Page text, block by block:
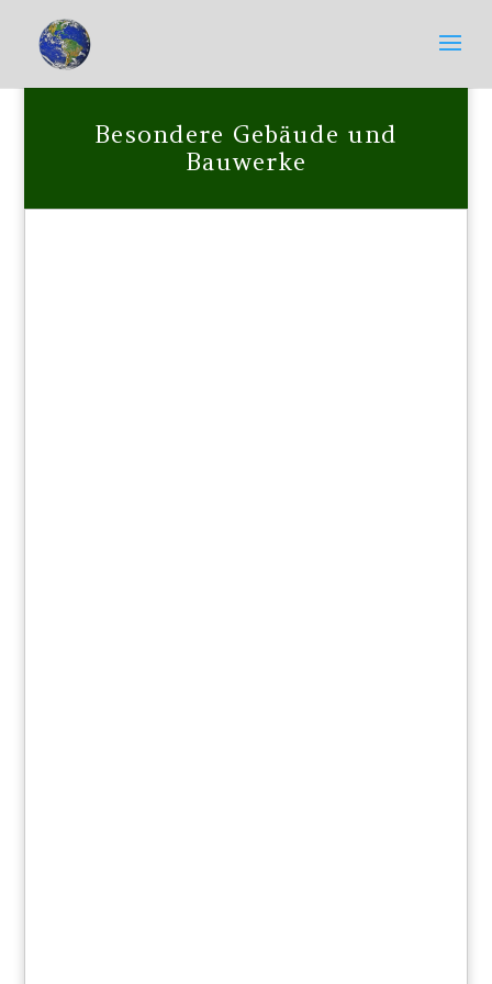
Besondere Gebäude und
Bauwerke